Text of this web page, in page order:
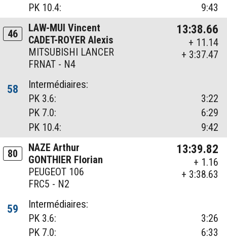
PK 10.4:
9:43
46
LAW-MUI Vincent
CADET-ROYER Alexis
MITSUBISHI LANCER
FRNAT - N4
13:38.66
+ 11.14
+ 3:37.47
58
Intermédiaires:
PK 3.6:
3:22
PK 7.0:
6:29
PK 10.4:
9:42
80
NAZE Arthur
GONTHIER Florian
PEUGEOT 106
FRC5 - N2
13:39.82
+ 1.16
+ 3:38.63
59
Intermédiaires:
PK 3.6:
3:26
PK 7.0:
6:33